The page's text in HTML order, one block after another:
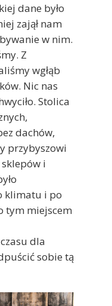
dane było
zajął nam
w nim.
Z
wgłąb
Nic nas
Stolica
dachów,
przybyszowi
i
klimatu i po
tym miejscem
dla
sobie tą